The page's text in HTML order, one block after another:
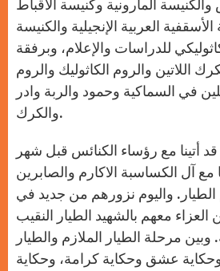
المارونية وكنيسة الأقباط
العربية الإنجيلية والكنيسة
للدراسات والإعلام، وبرفقة
اللاتين والروم الكاثوليك والروم
في السماكية وحمود والربة وادر
والكرك.
قد أتينا مع رؤساء الكنائس قبل شهر
مع آل الكساسبة الاكارم والصابرين
الطيار. واليوم نزورهم من جديد في
العزاء معهم بالشهيد الطيار النقيب
مرحلة الطيار الملازم والطيار
عشق وحكاية كرامة، وحكاية